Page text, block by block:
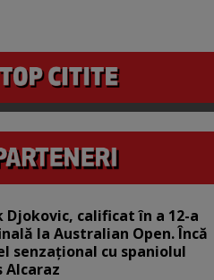
Djokovic, calificat în a 12-a
la Australian Open. Încă
senzațional cu spaniolul
Alcaraz